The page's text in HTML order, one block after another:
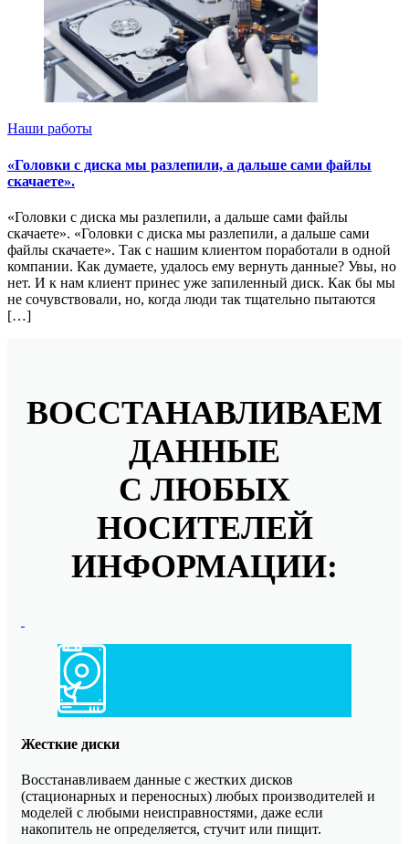
Наши работы
«Головки с диска мы разлепили, а дальше сами файлы
скачаете».
«Головки с диска мы разлепили, а дальше сами файлы
скачаете». «Головки с диска мы разлепили, а дальше сами
файлы скачаете». Так с нашим клиентом поработали в одной
компании. Как думаете, удалось ему вернуть данные? Увы, но
нет. И к нам клиент принес уже запиленный диск. Как бы мы
не сочувствовали, но, когда люди так тщательно пытаются
[…]
ВОССТАНАВЛИВАЕМ
ДАННЫЕ
С ЛЮБЫХ
НОСИТЕЛЕЙ
ИНФОРМАЦИИ:
Жесткие диски
Восстанавливаем данные с жестких дисков
(стационарных и переносных) любых производителей и
моделей с любыми неисправностями, даже если
накопитель не определяется, стучит или пищит.